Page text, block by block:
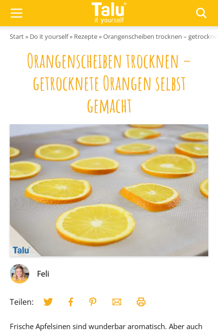
Start» Do it yourself» Rezepte»Orangenscheiben trocknen –
Orangenscheiben trocknen –
getrocknete Orangen selbst
gemacht
Feli
Teilen:
Frische Apfelsinen sind wunderbar aromatisch. Aber auch